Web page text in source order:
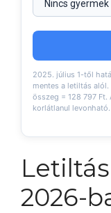
2025. július 1-től
mentes a letiltás
összeg = 128 797
korlátlanul levonható.
2026-